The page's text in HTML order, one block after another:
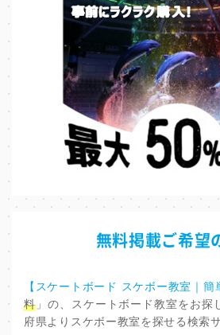
無料掲載ご希望
【スケートボード スケボー教室｜簡
料」の、スケートボード教室をお探
府県よりスケボー教室を探せる検索